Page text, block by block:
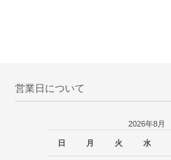
営業日について
2026年8月
日 月 火 水